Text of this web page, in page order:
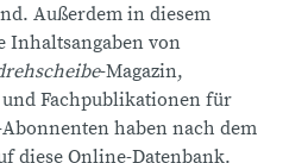
Außerdem in diesem
Inhaltsangaben von
-Magazin,
Fachpublikationen für
haben nach dem
diese Online-Datenbank.